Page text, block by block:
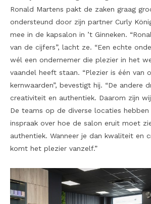
Ronald Martens pakt de zaken graag
ondersteund door zijn partner Curly
mee in de kapsalon in ’t Ginneken.
van de cijfers”, lacht ze. “Een echte
wél een ondernemer die plezier in het
vaandel heeft staan. “Plezier is één van
kernwaarden”, bevestigt hij. “De andere
creativiteit en authentiek. Daarom zijn
De teams op de diverse locaties hebben
inspraak over hoe de salon eruit moet
authentiek. Wanneer je dan kwaliteit en
komt het plezier vanzelf.”